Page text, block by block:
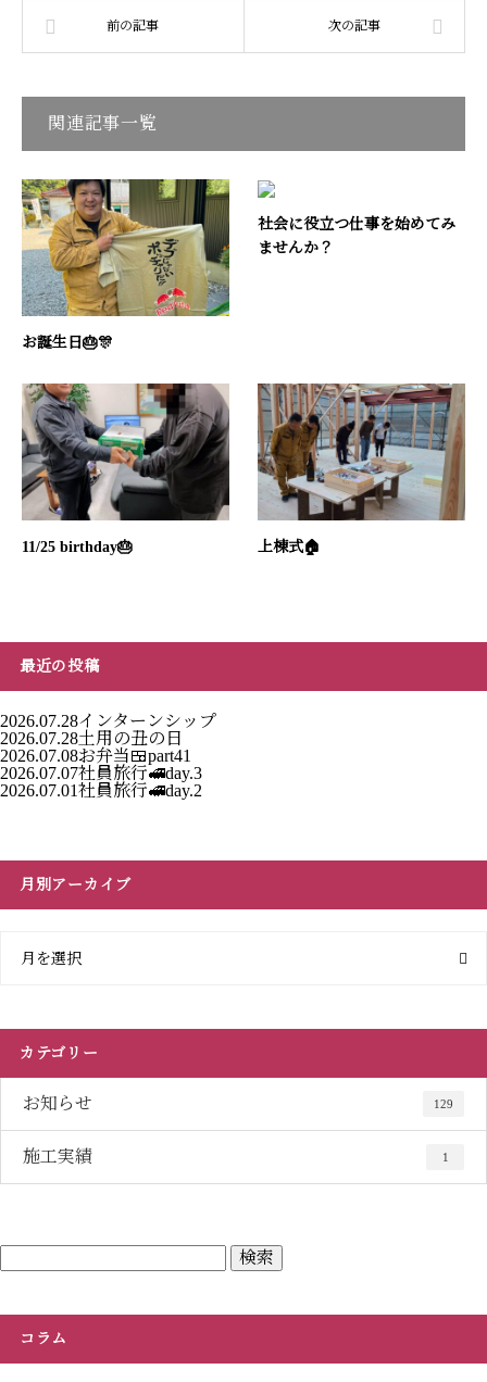
関連記事一覧
お誕生日🎂🎊
社会に役立つ仕事を始めてみ
ませんか？
11/25 birthday🎂 上棟式🏠
最近の投稿
2026.07.28インターンシップ
2026.07.28土用の丑の日
2026.07.08お弁当🍱part41
2026.07.07社員旅行🚅day.3
2026.07.01社員旅行🚅day.2
月別アーカイブ
月を選択
カテゴリー
お知らせ 129
施工実績 1
コラム